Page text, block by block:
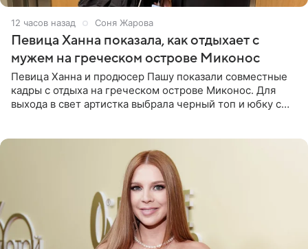
12 часов назад Соня Жарова
Певица Ханна показала, как отдыхает с
мужем на греческом острове Миконос
Певица Ханна и продюсер Пашу показали совместные
кадры с отдыха на греческом острове Миконос. Для
выхода в свет артистка выбрала черный топ и юбку с